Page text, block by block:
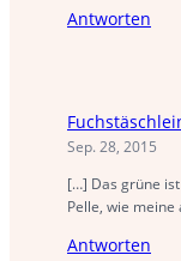
Antworten
Sep. 28, 2015
[…] Das grüne
Pelle, wie
Antworten